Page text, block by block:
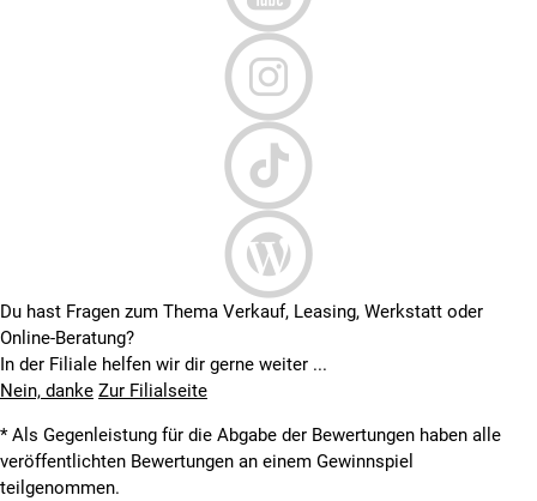
Du hast Fragen zum Thema Verkauf, Leasing, Werkstatt oder
Online-Beratung?
In der Filiale helfen wir dir gerne weiter ...
Nein, danke Zur Filialseite
* Als Gegenleistung für die Abgabe der Bewertungen haben alle
veröffentlichten Bewertungen an einem Gewinnspiel
teilgenommen.